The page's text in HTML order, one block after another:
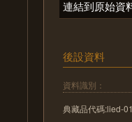
連結到原始資
後設資料
資料識別：
典藏品代碼:lied-